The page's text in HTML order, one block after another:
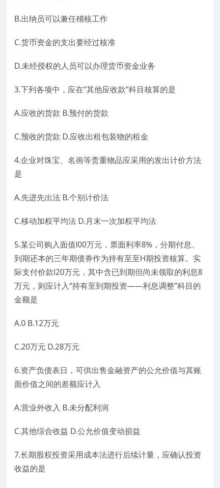
B.出纳员可以兼任稽核工作
C.货币资金的支出要经过核准
D.未经授权的人员可以办理货币资金业务
3.下列各项中，应在“其他应收款”科目核算的是
A.应收的货款 B.预付的货款
C.预收的货款 D.应收出租包装物的租金
4.企业对珠宝、名画等贵重物品应采用的发出计价方法
是
A.先进先出法 B.个别计价法
C.移动加权平均法 D.月末一次加权平均法
5.某公司购入面值l00万元，票面利率8%，分期付息、
到期还本的三年期债券作为持有至至H期投资核算。实
际支付价款l20万元，其中含已到期但尚未领取的利息8
万元，则应计入“持有至到期投资——利息调整”科目的
金额是
A.0 B.12万元
C.20万元 D.28万元
6.资产负债表日，可供出售金融资产的公允价值与其账
面价值之间的差额应计入
A.营业外收入 B.未分配利润
C.其他综合收益 D.公允价值变动损益
7.长期股权投资采用成本法进行后续计量，应确认投资
收益的是